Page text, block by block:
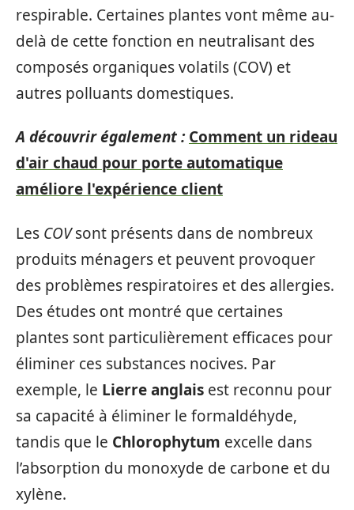
respirable. Certaines plantes vont même au-
delà de cette fonction en neutralisant des
composés organiques volatils (COV) et
autres polluants domestiques.
A découvrir également : Comment un rideau
d'air chaud pour porte automatique
améliore l'expérience client
Les COVsont présents dans de nombreux
produits ménagers et peuvent provoquer
des problèmes respiratoires et des allergies.
Des études ont montré que certaines
plantes sont particulièrement efficaces pour
éliminer ces substances nocives. Par
exemple, le Lierre anglais est reconnu pour
sa capacité à éliminer le formaldéhyde,
tandis que le Chlorophytum excelle dans
l’absorption du monoxyde de carbone et du
xylène.